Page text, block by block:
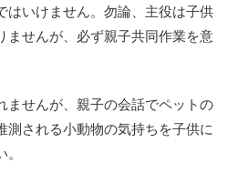
はいけません。勿論、主役は子供
ませんが、必ず親子共同作業を意
ませんが、親子の会話でペットの
測される小動物の気持ちを子供に